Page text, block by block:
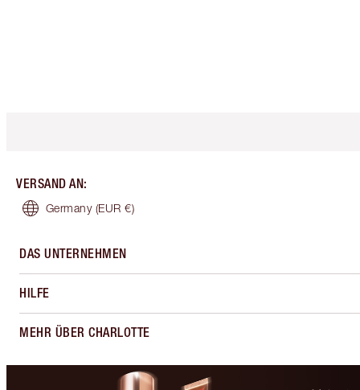
VERSAND AN:
Germany (EUR €)
DAS UNTERNEHMEN
HILFE
MEHR ÜBER CHARLOTTE